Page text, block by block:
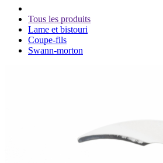
Tous les produits
Lame et bistouri
Coupe-fils
Swann-morton